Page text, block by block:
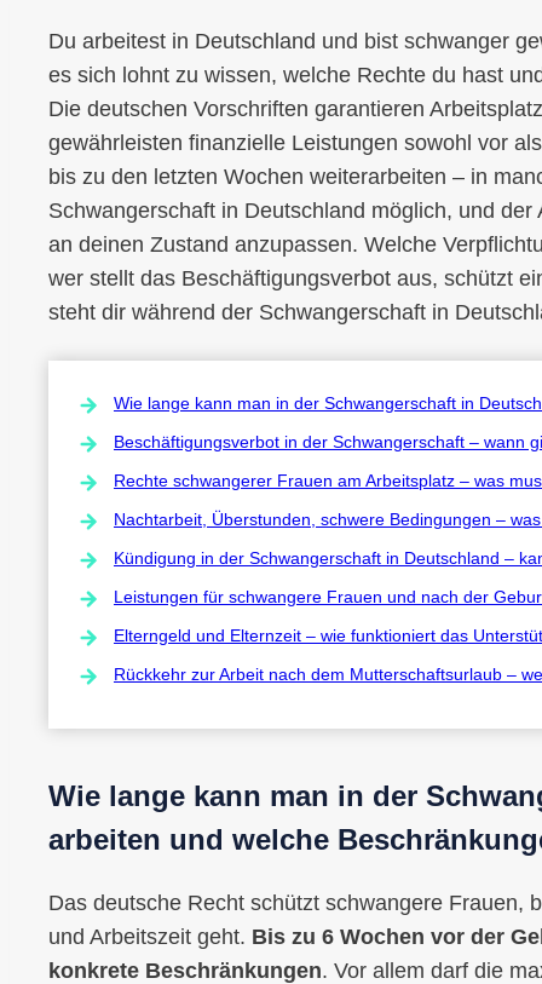
Du arbeitest in Deutschland und bist schwanger
es sich lohnt zu wissen, welche Rechte du hast
Die deutschen Vorschriften garantieren
gewährleisten finanzielle Leistungen sowohl vor
bis zu den letzten Wochen weiterarbeiten – in
Schwangerschaft in Deutschland möglich, und
an deinen Zustand anzupassen. Welche
wer stellt das Beschäftigungsverbot aus, schützt
steht dir während der Schwangerschaft in
Wie lange kann man in der Schwangerschaft in
Beschäftigungsverbot in der Schwangerschaft – wann
Rechte schwangerer Frauen am Arbeitsplatz – was
Nachtarbeit, Überstunden, schwere Bedingungen –
Kündigung in der Schwangerschaft in Deutschland –
Leistungen für schwangere Frauen und nach der
Elterngeld und Elternzeit – wie funktioniert das
Rückkehr zur Arbeit nach dem Mutterschaftsurlaub –
Wie lange kann man in der
arbeiten und welche
Das deutsche Recht schützt schwangere Frauen,
und Arbeitszeit geht. Bis zu 6 Wochen vor der
konkrete Beschränkungen. Vor allem darf die